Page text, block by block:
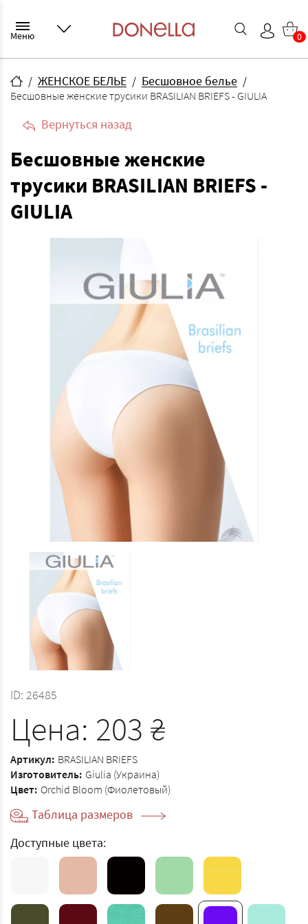
Меню 0
ЖЕНСКОЕ БЕЛЬЕ Бесшовное белье
Бесшовные женские трусики BRASILIAN BRIEFS - GIULIA
Вернуться назад
Бесшовные женские
трусики BRASILIAN BRIEFS -
GIULIA
ID: 26485
Цена: 203 ₴
Артикул: BRASILIAN BRIEFS
Изготовитель: Giulia (Украина)
Цвет: Orchid Bloom (Фиолетовый)
Таблица размеров
Доступные цвета: